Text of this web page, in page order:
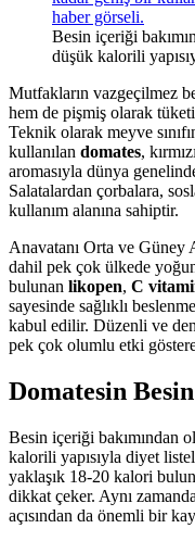
Besin içeriği
düşük kalorili
Mutfakların vazgeçilmez
hem de pişmiş olarak
Teknik olarak meyve
kullanılan domates,
aromasıyla dünya
Salatalardan çorbalara,
kullanım alanına sahiptir.
Anavatanı Orta ve Güney
dahil pek çok ülkede
bulunan likopen, C
sayesinde sağlıklı
kabul edilir. Düzenli ve
pek çok olumlu etki
Domatesin
Besin içeriği bakımından
kalorili yapısıyla diyet
yaklaşık 18-20 kalori
dikkat çeker. Aynı zamanda
açısından da önemli bir